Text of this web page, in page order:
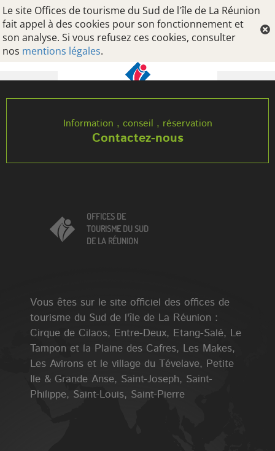
Le site Offices de tourisme du Sud de l'île de La Réunion
fait appel à des cookies pour son fonctionnement et
son analyse. Si vous refusez ces cookies, consulter
nos mentions légales.
Oops, an error occurred! Code: 202608061653036b0c76cf
Information , conseil , réservation
Contactez-nous
OFFICES DE
TOURISME DU SUD
DE LA RÉUNION
Vous êtes sur le site officiel des offices de
tourisme du Sud de l'île de La Réunion :
Cirque de Cilaos, Entre-Deux, Etang-Salé, Le
Tampon et la Plaine des Cafres, Les Makes,
Les Avirons et le village du Tévelave, Petite
Ile & Grande Anse, Saint-Joseph, Saint-
Philippe, Saint-Louis, Saint-Pierre